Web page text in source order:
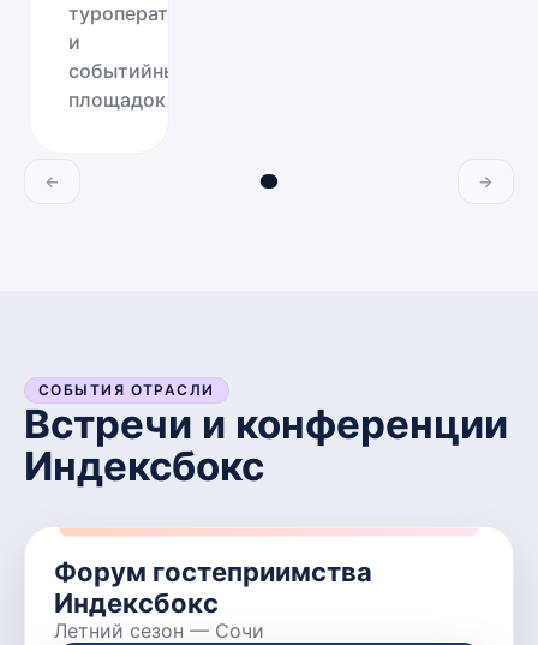
туроператоров
и
событийных
площадок
← →
СОБЫТИЯ ОТРАСЛИ
Встречи и конференции
Индексбокс
Форум гостеприимства
Индексбокс
Летний сезон — Сочи